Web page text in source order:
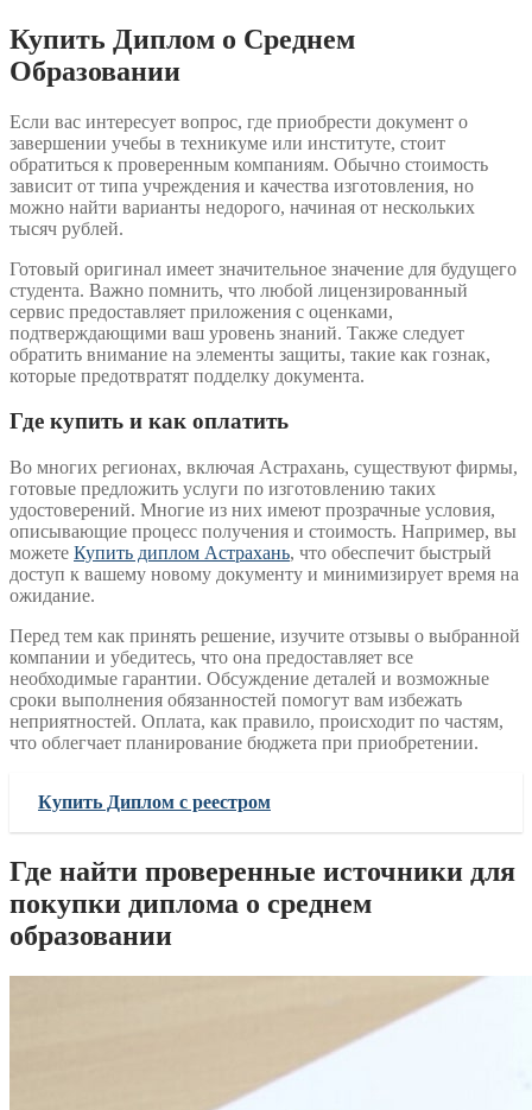
Купить Диплом о Среднем
Образовании
Если вас интересует вопрос, где приобрести документ о
завершении учебы в техникуме или институте, стоит
обратиться к проверенным компаниям. Обычно стоимость
зависит от типа учреждения и качества изготовления, но
можно найти варианты недорого, начиная от нескольких
тысяч рублей.
Готовый оригинал имеет значительное значение для будущего
студента. Важно помнить, что любой лицензированный
сервис предоставляет приложения с оценками,
подтверждающими ваш уровень знаний. Также следует
обратить внимание на элементы защиты, такие как гознак,
которые предотвратят подделку документа.
Где купить и как оплатить
Во многих регионах, включая Астрахань, существуют фирмы,
готовые предложить услуги по изготовлению таких
удостоверений. Многие из них имеют прозрачные условия,
описывающие процесс получения и стоимость. Например, вы
можете Купить диплом Астрахань, что обеспечит быстрый
доступ к вашему новому документу и минимизирует время на
ожидание.
Перед тем как принять решение, изучите отзывы о выбранной
компании и убедитесь, что она предоставляет все
необходимые гарантии. Обсуждение деталей и возможные
сроки выполнения обязанностей помогут вам избежать
неприятностей. Оплата, как правило, происходит по частям,
что облегчает планирование бюджета при приобретении.
Купить Диплом с реестром
Где найти проверенные источники для
покупки диплома о среднем
образовании